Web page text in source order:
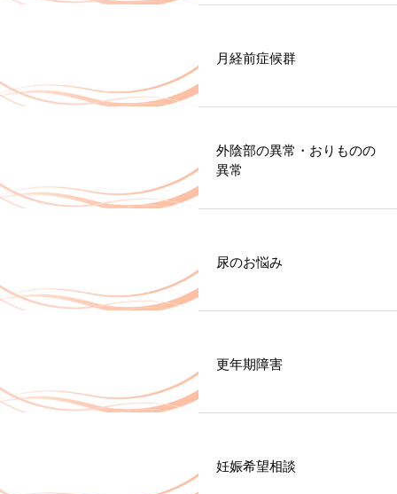
月経前症候群
外陰部の異常・おりものの
異常
尿のお悩み
更年期障害
妊娠希望相談